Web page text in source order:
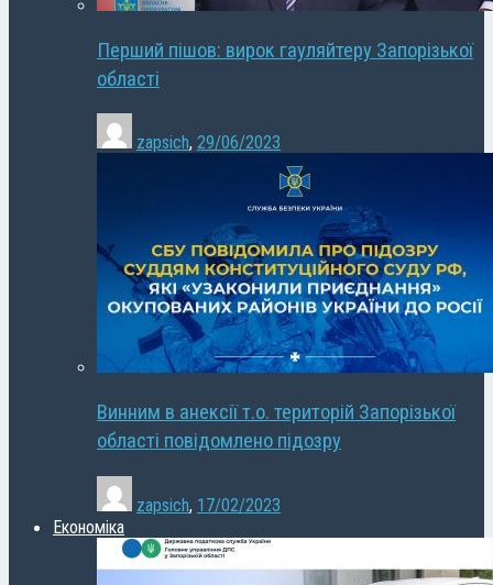
Перший пішов: вирок гауляйтеру Запорізької
області
zapsich, 29/06/2023
Винним в анексії т.о. територій Запорізької
області повідомлено підозру
zapsich, 17/02/2023
Економіка